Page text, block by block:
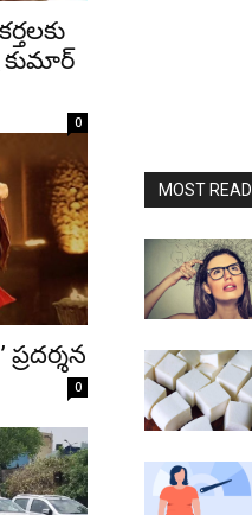
కుమార్
0
0
MOST READ